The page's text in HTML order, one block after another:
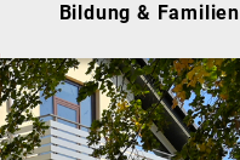
Bildung & Familien